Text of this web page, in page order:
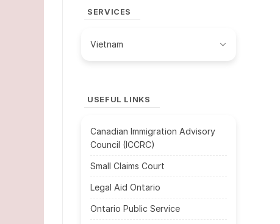
SERVICES
Vietnam
USEFUL LINKS
Canadian Immigration Advisory
Council (ICCRC)
Small Claims Court
Legal Aid Ontario
Ontario Public Service